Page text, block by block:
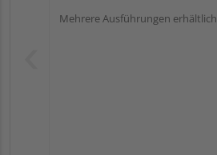
Mehrere Ausführungen erhältlich